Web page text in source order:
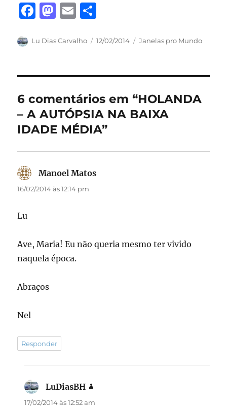
F
c
b
o
o
k
M
st
d
o
n
E
ai a
Autor
Lu Dias Carvalho
Publicado
12/02/2014 Categorias
Janelas pro Mundo
6 comentários em “HOLANDA
– A AUTÓPSIA NA BAIXA
IDADE MÉDIA”
Manoel Matos
16/02/2014 às 12:14 pm
Lu
Ave, Maria! Eu não queria mesmo ter vivido
naquela época.
Abraços
Nel
Responder
LuDiasBH
17/02/2014 às 12:52 am